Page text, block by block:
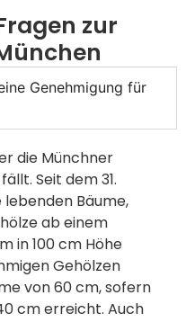
zur
Genehmigung für
die Münchner
Seit dem 31.
Bäume,
ab einem
in 100 cm Höhe
Gehölzen
von 60 cm, sofern
cm erreicht. Auch